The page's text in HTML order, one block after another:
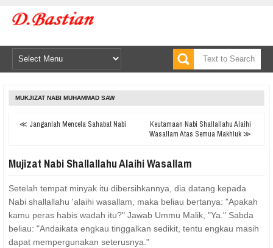
MUKJIZAT NABI MUHAMMAD SAW
≪ Janganlah Mencela Sahabat Nabi
Keutamaan Nabi Shallallahu Alaihi
Wasallam Atas Semua Makhluk ≫
Mujizat Nabi Shallallahu Alaihi Wasallam
Setelah tempat minyak itu dibersihkannya, dia datang kepada
Nabi shallallahu 'alaihi wasallam, maka beliau bertanya: "Apakah
kamu peras habis wadah itu?" Jawab Ummu Malik, "Ya." Sabda
beliau: "Andaikata engkau tinggalkan sedikit, tentu engkau masih
dapat mempergunakan seterusnya."